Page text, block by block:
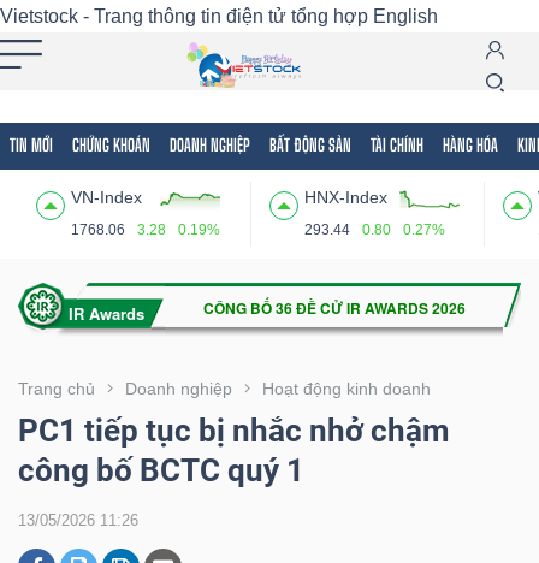
Vietstock - Trang thông tin điện tử tổng hợp English
TIN MỚI CHỨNG KHOÁN DOANH NGHIỆP BẤT ĐỘNG SẢN TÀI CHÍNH HÀNG HÓA
VN-Index
1768.06 3.28 0.19%
HNX-Index
293.44 0.80 0.27%
Trang chủ Doanh nghiệp Hoạt động kinh doanh
PC1 tiếp tục bị nhắc nhở chậm
công bố BCTC quý 1
13/05/2026 11:26
Tất cả Tính năng Ngành Mã chứng khoán
Tính
(-)
VIETSTOCK
CHỨNG